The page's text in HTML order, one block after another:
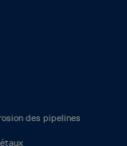
des pipelines